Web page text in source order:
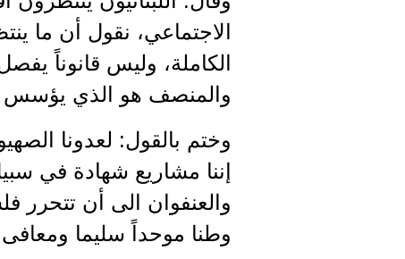
الاجتماعي، نقول أن ما
الكاملة، وليس قانوناً
والمنصف هو الذي يؤسس
وختم بالقول: لعدونا
إننا مشاريع شهادة في
والعنفوان الى أن تتحرر
وطنا موحداً سليما